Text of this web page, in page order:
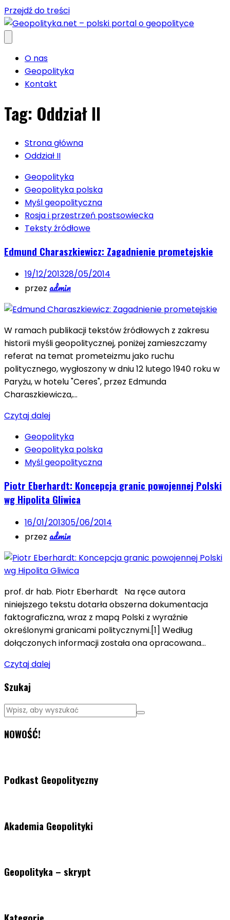
Przejdź do treści
O nas
Geopolityka
Kontakt
Tag: Oddział II
Strona główna
Oddział II
Geopolityka
Geopolityka polska
Myśl geopolityczna
Rosja i przestrzeń postsowiecka
Teksty źródłowe
Edmund Charaszkiewicz: Zagadnienie prometejskie
19/12/201328/05/2014
przez admin
W ramach publikacji tekstów źródłowych z zakresu
historii myśli geopolitycznej, poniżej zamieszczamy
referat na temat prometeizmu jako ruchu
politycznego, wygłoszony w dniu 12 lutego 1940 roku w
Paryżu, w hotelu "Ceres", przez Edmunda
Charaszkiewicza,…
Czytaj dalej
Geopolityka
Geopolityka polska
Myśl geopolityczna
Piotr Eberhardt: Koncepcja granic powojennej Polski
wg Hipolita Gliwica
16/01/201305/06/2014
przez admin
prof. dr hab. Piotr Eberhardt Na ręce autora
niniejszego tekstu dotarła obszerna dokumentacja
faktograficzna, wraz z mapą Polski z wyraźnie
określonymi granicami politycznymi.[1] Według
dołączonych informacji została ona opracowana…
Czytaj dalej
Szukaj
NOWOŚĆ!
Podkast Geopolityczny
Akademia Geopolityki
Geopolityka – skrypt